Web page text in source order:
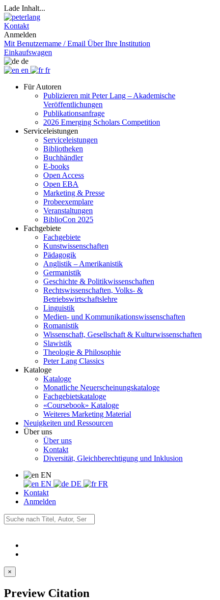
Lade Inhalt...
Kontakt
Anmelden
Mit Benutzername / Email Über Ihre Institution
Einkaufswagen
de
en
fr
Für Autoren
Publizieren mit Peter Lang – Akademische
Veröffentlichungen
Publikationsanfrage
2026 Emerging Scholars Competition
Serviceleistungen
Serviceleistungen
Bibliotheken
Buchhändler
E-books
Open Access
Open EBA
Marketing & Presse
Probeexemplare
Veranstaltungen
BiblioCon 2025
Fachgebiete
Fachgebiete
Kunstwissenschaften
Pädagogik
Anglistik – Amerikanistik
Germanistik
Geschichte & Politikwissenschaften
Rechtswissenschaften, Volks- &
Betriebswirtschaftslehre
Linguistik
Medien- und Kommunikationswissenschaften
Romanistik
Wissenschaft, Gesellschaft & Kulturwissenschaften
Slawistik
Theologie & Philosophie
Peter Lang Classics
Kataloge
Kataloge
Monatliche Neuerscheinungskataloge
Fachgebietskataloge
«Coursebook» Kataloge
Weiteres Marketing Material
Neuigkeiten und Ressourcen
Über uns
Über uns
Kontakt
Diversität, Gleichberechtigung und Inklusion
EN
EN
DE
FR
Kontakt
Anmelden
×
Preview Citation